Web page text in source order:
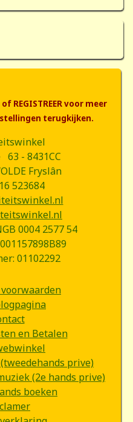
REGISTREER voor meer
terugkijken.
- 8431CC
Fryslân
523684
0004 2577 54
01102292
en Betalen
prive)
(2e hands prive)
boeken